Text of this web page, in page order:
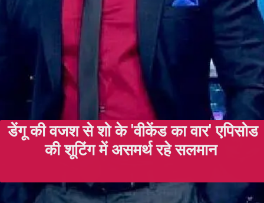
डेंगू की वजश से शो के 'वीकेंड का वार' एपिसोड
की शूटिंग में असमर्थ रहे सलमान